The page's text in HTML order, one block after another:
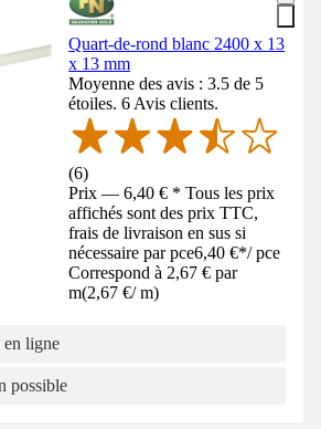
Quart-de-rond blanc 2400 x 13
x 13 mm
Moyenne des avis : 3.5 de 5
étoiles. 6 Avis clients.
(6)
Prix — 6,40 € * Tous les prix
affichés sont des prix TTC,
frais de livraison en sus si
nécessaire par pce6,40 €*/ pce
Correspond à 2,67 € par
m(2,67 €/ m)
ligne
possible